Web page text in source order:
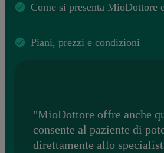
Come si presenta MioDottore
Piani, prezzi e condizioni
"MioDottore offre anche
consente al paziente di
direttamente allo